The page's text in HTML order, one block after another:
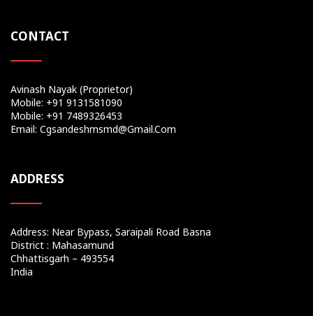
CONTACT
Avinash Nayak (Proprietor)
Mobile: +91 9131581090
Mobile: +91 7489326453
Email: Cgsandeshmsmd@gmail.com
ADDRESS
Address: Near Bypass, Saraipali Road Basna
District : Mahasamund
Chhattisgarh – 493554
India